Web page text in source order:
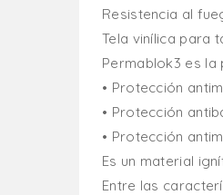
Resistencia al
Tela vinílica para
Permablok3 es la
• Protección
• Protección
• Protección
Es un material
Entre las